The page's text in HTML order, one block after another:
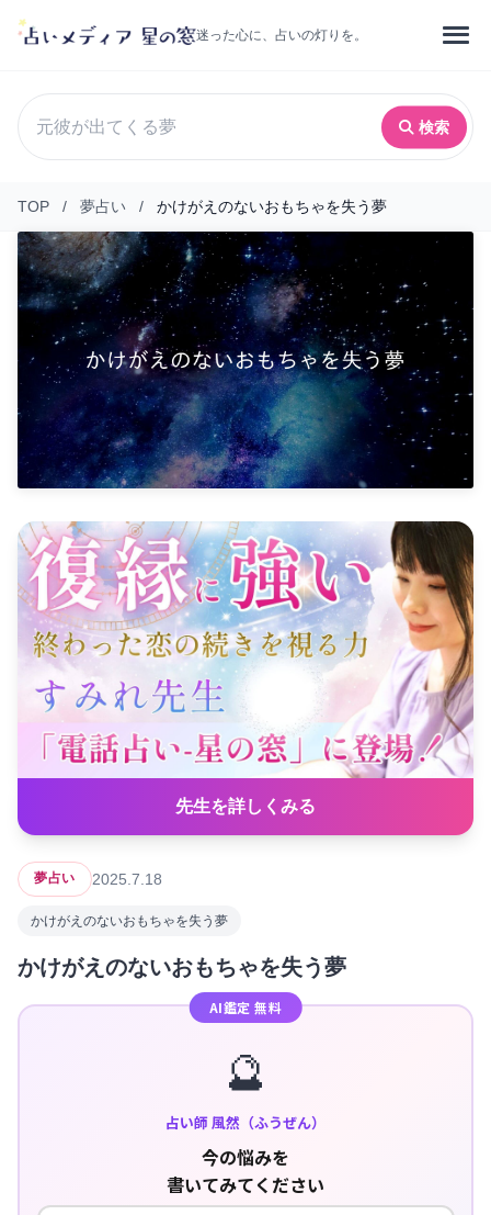
迷った心に、占いの灯りを。
検索
TOP / 夢占い / かけがえのないおもちゃを失う夢
先生を詳しくみる
夢占い 2025.7.18
かけがえのないおもちゃを失う夢
かけがえのないおもちゃを失う夢
AI鑑定 無料
🔮
占い師 風然（ふうぜん）
今の悩みを
書いてみてください